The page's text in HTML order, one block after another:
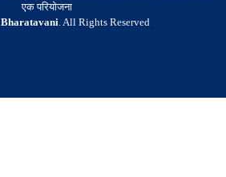
एक परियोजना
Bharatavani. All Rights Reserved